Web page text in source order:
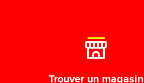
Trouver un magasin